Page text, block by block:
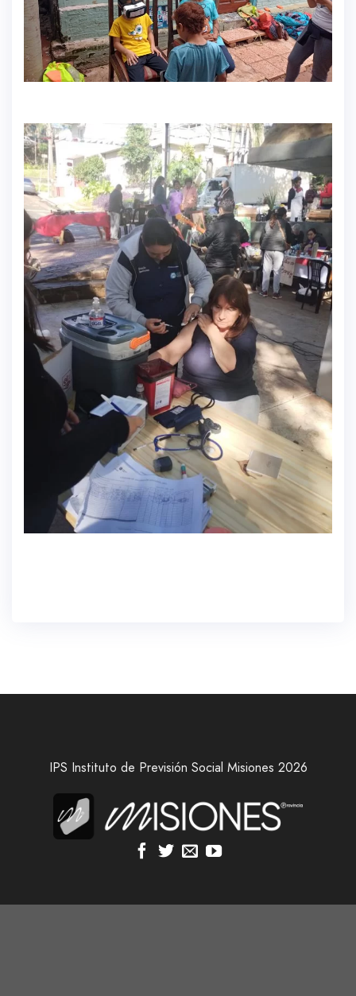
IPS Instituto de Previsión Social Misiones 2026